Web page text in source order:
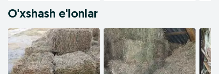
O'xshash e'lonlar